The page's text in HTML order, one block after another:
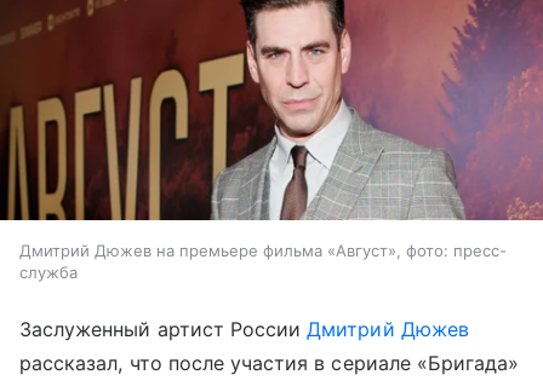
Дмитрий Дюжев на премьере фильма «Август», фото: пресс-
служба
Заслуженный артист РоссииДмитрий Дюжев
рассказал, что после участия в сериале «Бригада»